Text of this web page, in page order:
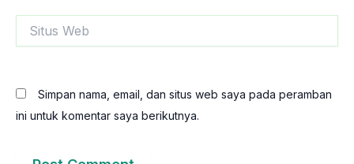
Web
Simpan nama, email, dan situs web saya pada peramban
ini untuk komentar saya berikutnya.